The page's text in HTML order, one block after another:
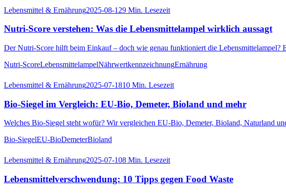
Lebensmittel & Ernährung2025-08-129 Min. Lesezeit
Nutri-Score verstehen: Was die Lebensmittelampel wirklich aussagt
Der Nutri-Score hilft beim Einkauf – doch wie genau funktioniert die
Nutri-ScoreLebensmittelampelNährwertkennzeichnungErnährung
Lebensmittel & Ernährung2025-07-1810 Min. Lesezeit
Bio-Siegel im Vergleich: EU-Bio, Demeter, Bioland und mehr
Welches Bio-Siegel steht wofür? Wir vergleichen EU-Bio, Demeter, Bioland, Naturland
Bio-SiegelEU-BioDemeterBioland
Lebensmittel & Ernährung2025-07-108 Min. Lesezeit
Lebensmittelverschwendung: 10 Tipps gegen Food Waste